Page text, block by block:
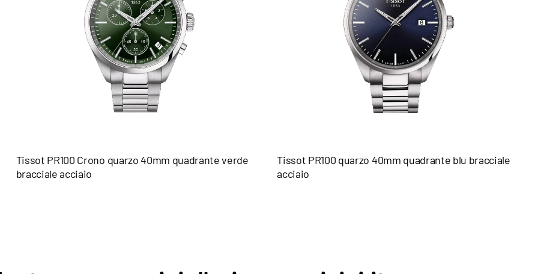
Tissot PR100 Crono quarzo 40mm quadrante verde
bracciale acciaio
Tissot PR100 quarzo 40mm quadrante blu bracciale
acciaio